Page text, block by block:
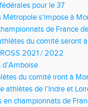
pour le 37
Métropole s'impose à
de France
du comité seront
2021 / 2022
d'Amboise
du comité iront à
athlètes de l'Indre et
country 2021
en championnats de